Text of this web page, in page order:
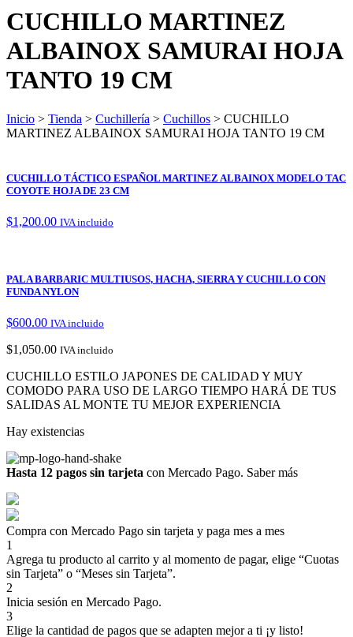
CUCHILLO MARTINEZ
ALBAINOX SAMURAI HOJA
TANTO 19 CM
Inicio > Tienda > Cuchillería > Cuchillos > CUCHILLO
MARTINEZ ALBAINOX SAMURAI HOJA TANTO 19 CM
CUCHILLO TÁCTICO ESPAÑOL MARTINEZ ALBAINOX MODELO TAC
COYOTE HOJA DE 23 CM
$1,200.00 IVA incluido
PALA BARBARIC MULTIUSOS, HACHA, SIERRA Y CUCHILLO CON
FUNDA NYLON
$600.00 IVA incluido
$1,050.00 IVA incluido
CUCHILLO ESTILO JAPONES DE CALIDAD Y MUY
COMODO PARA USO DE LARGO TIEMPO HARÁ DE TUS
SALIDAS AL MONTE TU MEJOR EXPERIENCIA
Hay existencias
Hasta 12 pagos sin tarjeta con Mercado Pago. Saber más
Compra con Mercado Pago sin tarjeta y paga mes a mes
1
Agrega tu producto al carrito y al momento de pagar, elige “Cuotas
sin Tarjeta” o “Meses sin Tarjeta”.
2
Inicia sesión en Mercado Pago.
3
Elige la cantidad de pagos que se adapten mejor a ti ¡y listo!